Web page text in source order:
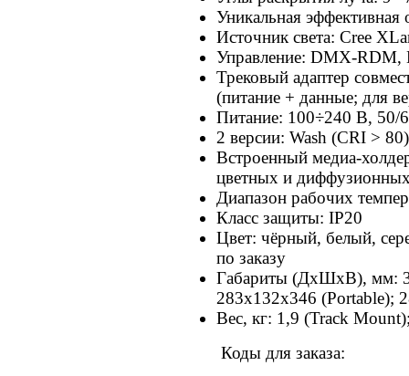
Уникальная эффективная
Источник света: Cree
Управление: DMX-
Трековый адаптер
(питание + данные; для
Питание: 100÷240 В, 50/
2 версии: Wash (CRI >
Встроенный медиа-
цветных и
Диапазон рабочих
Класс защиты: IP20
Цвет: чёрный, белый,
по заказу
Габариты (ДхШхВ), мм:
283х132х346 (Portable);
Вес, кг: 1,9 (Track
Коды для заказа: